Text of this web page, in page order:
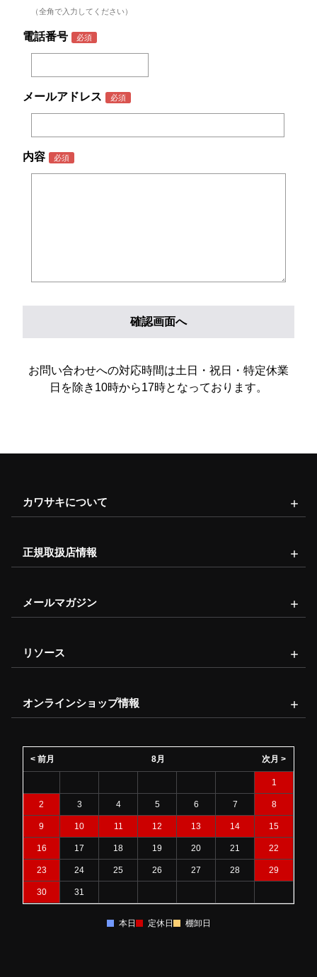
（全角で入力してください）
電話番号
メールアドレス
内容
お問い合わせへの対応時間は土日・祝日・特定休業
日を除き10時から17時となっております。
カワサキについて
正規取扱店情報
メールマガジン
リソース
オンラインショップ情報
8月
< 前月 次月 >
1
2 3 4 5 6 7 8
9 10 11 12 13 14 15
16 17 18 19 20 21 22
23 24 25 26 27 28 29
30 31
本日 定休日 棚卸日